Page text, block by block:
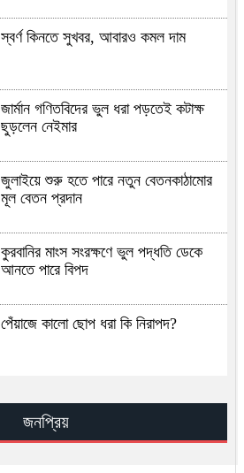
স্বর্ণ কিনতে সুখবর, আবারও কমল দাম
জার্মান গণিতবিদের ভুল ধরা পড়তেই কটাক্ষ
ছুড়লেন নেইমার
জুলাইয়ে শুরু হতে পারে নতুন বেতনকাঠামোর
মূল বেতন প্রদান
কুরবানির মাংস সংরক্ষণে ভুল পদ্ধতি ডেকে
আনতে পারে বিপদ
পেঁয়াজে কালো ছোপ ধরা কি নিরাপদ?
সহিহ হাদিসের আলোকে জান্নাতের সুসংবাদ
জনপ্রিয়